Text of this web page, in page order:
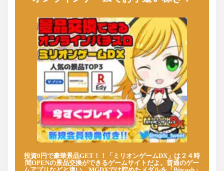
投資0円で豪華景品GET！！「ミリオンゲームDX」は２４時
間OPENの景品交換ができるゲームサイトだよ。普通のゲー